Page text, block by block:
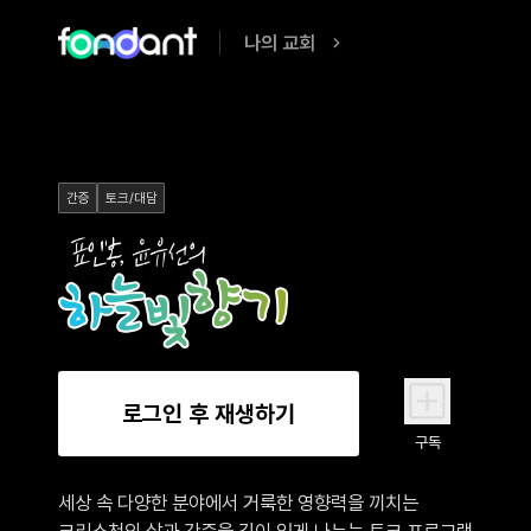
나의 교회
간증 토크/대담
로그인 후 재생하기
구독
세상 속 다양한 분야에서 거룩한 영향력을 끼치는